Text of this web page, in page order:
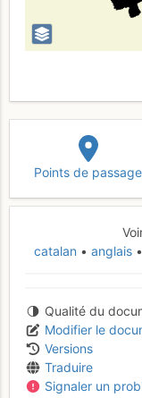
Points de passage
catalan
anglais
Qualité du
Modifier le
Versions
Traduire
Signaler un